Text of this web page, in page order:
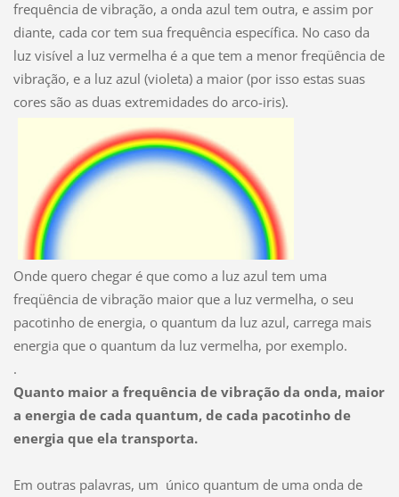
frequência de vibração, a onda azul tem outra, e assim por
diante, cada cor tem sua frequência específica. No caso da
luz visível a luz vermelha é a que tem a menor freqüência de
vibração, e a luz azul (violeta) a maior (por isso estas suas
cores são as duas extremidades do arco-iris).
Onde quero chegar é que como a luz azul tem uma
freqüência de vibração maior que a luz vermelha, o seu
pacotinho de energia, o quantum da luz azul, carrega mais
energia que o quantum da luz vermelha, por exemplo.
.
Quanto maior a frequência de vibração da onda, maior
a energia de cada quantum, de cada pacotinho de
energia que ela transporta.
Em outras palavras, um único quantum de uma onda de